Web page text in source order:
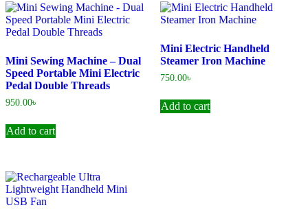
Mini Sewing Machine – Dual
Speed Portable Mini Electric
Pedal Double Threads
950.00৳
Add to cart
Mini Electric Handheld
Steamer Iron Machine
750.00৳
Add to cart